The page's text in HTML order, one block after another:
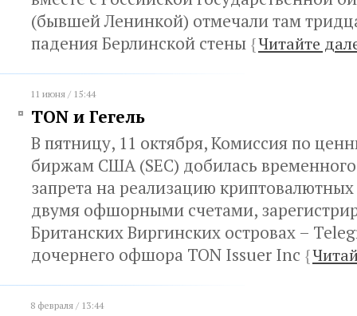
(бывшей Ленинкой) отмечали там
падения Берлинской стены {Читайте
11 июня / 15:44
TON и Гегель
В пятницу, 11 октября, Комиссия по
биржам США (SEC) добилась
запрета на реализацию
двумя офшорными счетами,
Британских Виргинских островах –
дочернего офшора TON Issuer Inc {
8 февраля / 13:44